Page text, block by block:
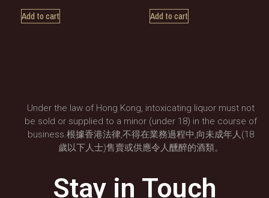
Add to cart Add to cart
Under the law of Hong Kong, intoxicating liquor must not
be sold or supplied to a minor (under 18) in the course of
business.根據香港法律,不得在業務過程中,向未成年人(18
歲以下人士)售賣或供應令人醺醉的酒類。
Stay in Touch